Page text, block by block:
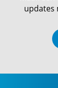
updates